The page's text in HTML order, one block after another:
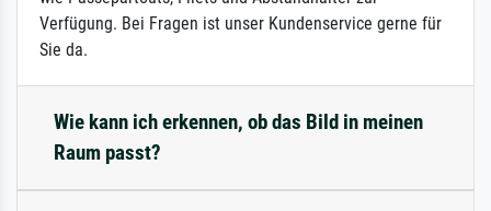
Verfügung. Bei Fragen ist unser Kundenservice gerne für
Sie da.
Wie kann ich erkennen, ob das Bild in meinen
Raum passt?